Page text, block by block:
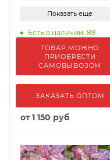
Показать еще
Есть в наличии: 89
ТОВАР МОЖНО
ПРИОБРЕСТИ
САМОВЫВОЗОМ
ЗАКАЗАТЬ ОПТОМ
от1 150 руб